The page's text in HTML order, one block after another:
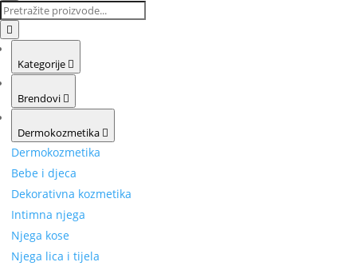
Kategorije
Brendovi
Dermokozmetika
Dermokozmetika
Bebe i djeca
Dekorativna kozmetika
Intimna njega
Njega kose
Njega lica i tijela